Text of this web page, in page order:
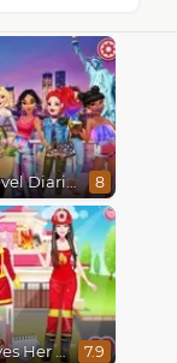
Disney Travel Diaries: City Break 8
Barbie Loves Her Job 7.9